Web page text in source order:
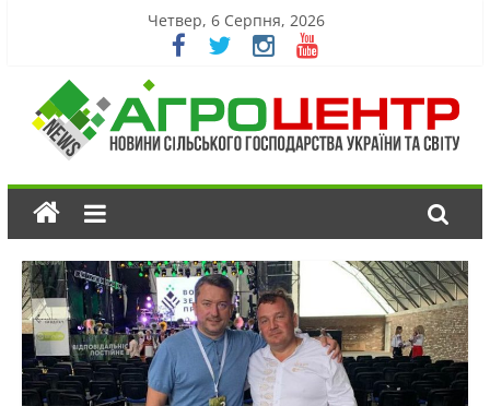
Четвер, 6 Серпня, 2026